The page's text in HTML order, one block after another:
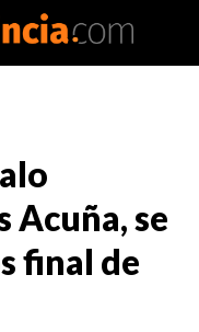
Acuña, se
final de